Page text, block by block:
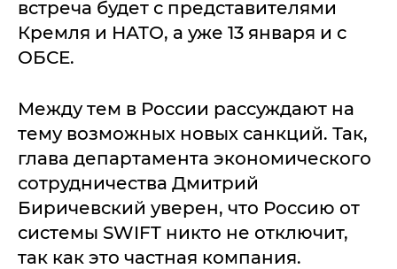
встреча будет с представителями
Кремля и НАТО, а уже 13 января и с
ОБСЕ.
Между тем в России рассуждают на
тему возможных новых санкций. Так,
глава департамента экономического
сотрудничества Дмитрий
Биричевский уверен, что Россию от
системы SWIFT никто не отключит,
так как это частная компания.